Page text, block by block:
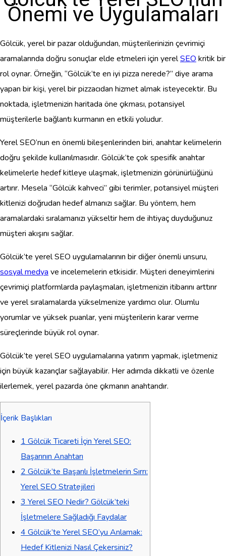
Önemi ve Uygulamaları
Gölcük, yerel bir pazar olduğundan, müşterilerinizin çevrimiçi
aramalarında doğru sonuçlar elde etmeleri için yerelSEO kritik bir
rol oynar. Örneğin, “Gölcük’te en iyi pizza nerede?” diye arama
yapan bir kişi, yerel bir pizzacıdan hizmet almak isteyecektir. Bu
noktada, işletmenizin haritada öne çıkması, potansiyel
müşterilerle bağlantı kurmanın en etkili yoludur.
Yerel SEO’nun en önemli bileşenlerinden biri, anahtar kelimelerin
doğru şekilde kullanılmasıdır. Gölcük’te çok spesifik anahtar
kelimelerle hedef kitleye ulaşmak, işletmenizin görünürlüğünü
artırır. Mesela “Gölcük kahveci” gibi terimler, potansiyel müşteri
kitlenizi doğrudan hedef almanızı sağlar. Bu yöntem, hem
aramalardaki sıralamanızı yükseltir hem de ihtiyaç duyduğunuz
müşteri akışını sağlar.
Gölcük’te yerel SEO uygulamalarının bir diğer önemli unsuru,
sosyal medya ve incelemelerin etkisidir. Müşteri deneyimlerini
çevrimiçi platformlarda paylaşmaları, işletmenizin itibarını arttırır
ve yerel sıralamalarda yükselmenize yardımcı olur. Olumlu
yorumlar ve yüksek puanlar, yeni müşterilerin karar verme
süreçlerinde büyük rol oynar.
Gölcük’te yerel SEO uygulamalarına yatırım yapmak, işletmeniz
için büyük kazançlar sağlayabilir. Her adımda dikkatli ve özenle
ilerlemek, yerel pazarda öne çıkmanın anahtarıdır.
İçerik Başlıkları
1 Gölcük Ticareti İçin Yerel SEO:
Başarının Anahtarı
2 Gölcük’te Başarılı İşletmelerin Sırrı:
Yerel SEO Stratejileri
3 Yerel SEO Nedir? Gölcük’teki
İşletmelere Sağladığı Faydalar
4 Gölcük’te Yerel SEO’yu Anlamak:
Hedef Kitlenizi Nasıl Çekersiniz?